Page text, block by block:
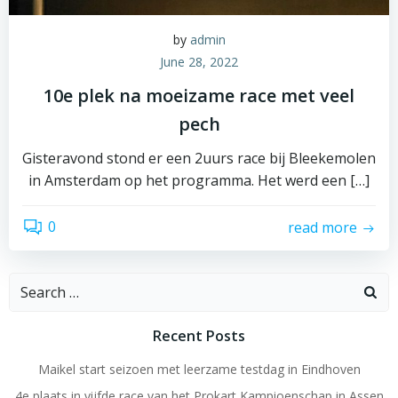
by admin
June 28, 2022
10e plek na moeizame race met veel
pech
Gisteravond stond er een 2uurs race bij Bleekemolen
in Amsterdam op het programma. Het werd een […]
0 read more
Search
Recent Posts
Maikel start seizoen met leerzame testdag in Eindhoven